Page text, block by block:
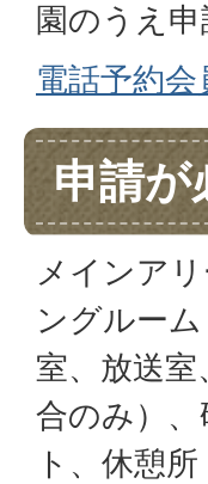
園のうえ申
電話予約会
申請が
メインア
ングルー
室、放送
合のみ）
ト、休憩